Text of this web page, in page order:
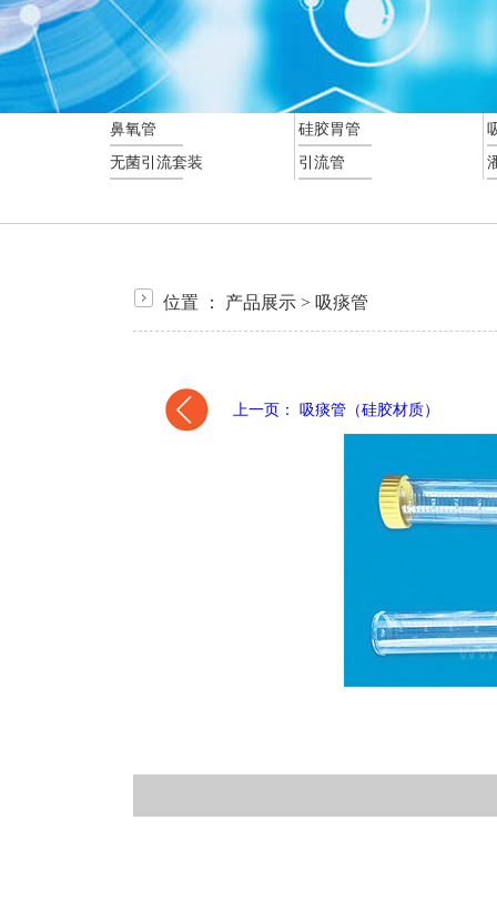
鼻氧管 硅胶胃管
无菌引流套装
引流管
位置 ： 产品展示 > 吸痰管
上一页： 吸痰管（硅胶材质）